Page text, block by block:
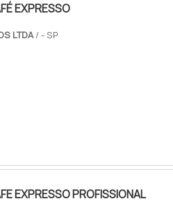
EXPRESSO
LTDA/ - SP
EXPRESSO PROFISSIONAL